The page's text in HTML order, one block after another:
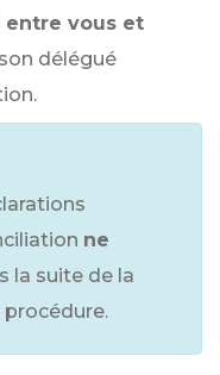
entre vous et
délégué
ne
la suite de la